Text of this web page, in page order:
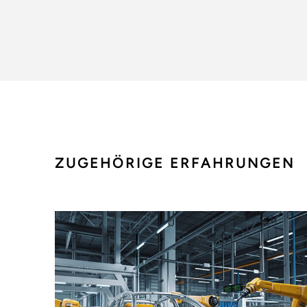
ZUGEHÖRIGE ERFAHRUNGEN